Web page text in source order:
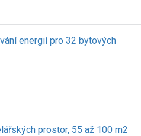
energií pro 32 bytových
prostor, 55 až 100 m2